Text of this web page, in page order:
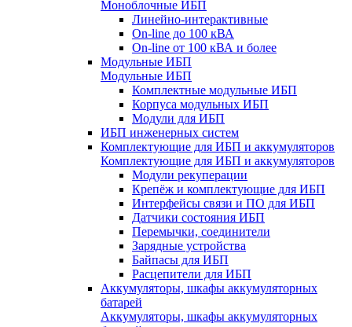
Моноблочные ИБП
Линейно-интерактивные
On-line до 100 кВА
On-line от 100 кВА и более
Модульные ИБП
Модульные ИБП
Комплектные модульные ИБП
Корпуса модульных ИБП
Модули для ИБП
ИБП инженерных систем
Комплектующие для ИБП и аккумуляторов
Комплектующие для ИБП и аккумуляторов
Модули рекуперации
Крепёж и комплектующие для ИБП
Интерфейсы связи и ПО для ИБП
Датчики состояния ИБП
Перемычки, соединители
Зарядные устройства
Байпасы для ИБП
Расцепители для ИБП
Аккумуляторы, шкафы аккумуляторных
батарей
Аккумуляторы, шкафы аккумуляторных